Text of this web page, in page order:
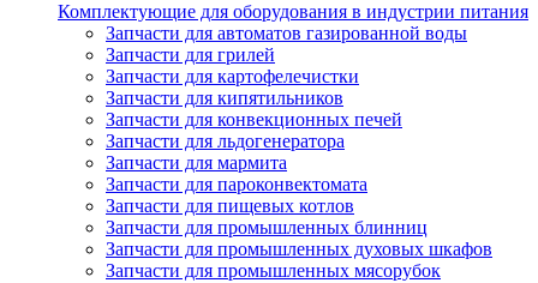
Комплектующие для оборудования в индустрии питания
Запчасти для автоматов газированной воды
Запчасти для грилей
Запчасти для картофелечистки
Запчасти для кипятильников
Запчасти для конвекционных печей
Запчасти для льдогенератора
Запчасти для мармита
Запчасти для пароконвектомата
Запчасти для пищевых котлов
Запчасти для промышленных блинниц
Запчасти для промышленных духовых шкафов
Запчасти для промышленных мясорубок